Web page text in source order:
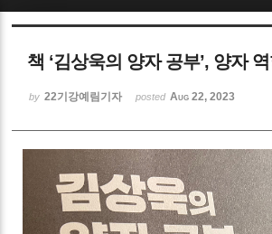
책 ‘김상욱의 양자 공부’, 양자
by 22기강예림기자 posted Aug 22, 2023
Sketchbook5, 스케
Sketchbook5, 스케